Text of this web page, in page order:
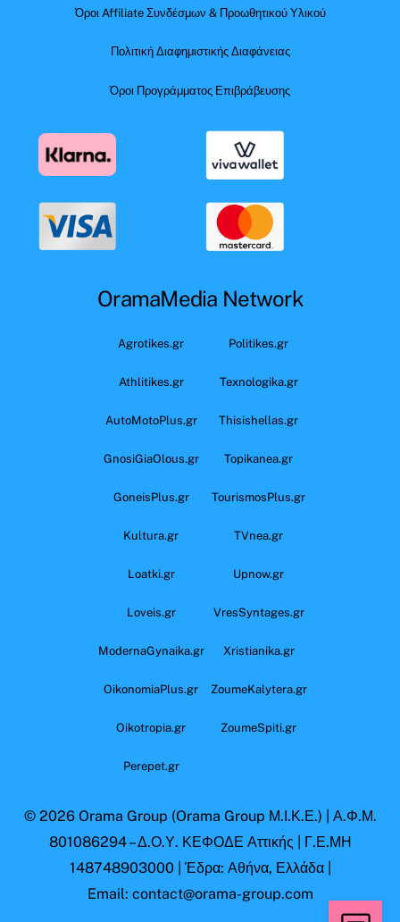
Όροι Affiliate Συνδέσμων & Προωθητικού Υλικού
Πολιτική Διαφημιστικής Διαφάνειας
Όροι Προγράμματος Επιβράβευσης
OramaMedia Network
Agrotikes.gr Politikes.gr
Athlitikes.gr Texnologika.gr
AutoMotoPlus.gr Thisishellas.gr
GnosiGiaOlous.gr Topikanea.gr
GoneisPlus.gr TourismosPlus.gr
Kultura.gr TVnea.gr
Loatki.gr Upnow.gr
Loveis.gr VresSyntages.gr
ModernaGynaika.gr Xristianika.gr
OikonomiaPlus.gr ZoumeKalytera.gr
Oikotropia.gr ZoumeSpiti.gr
Perepet.gr
© 2026 Orama Group (Orama Group Μ.Ι.Κ.Ε.) | Α.Φ.Μ.
801086294 – Δ.Ο.Υ. ΚΕΦΟΔΕ Αττικής | Γ.Ε.ΜΗ
148748903000 | Έδρα: Αθήνα, Ελλάδα |
Email: contact@orama-group.com